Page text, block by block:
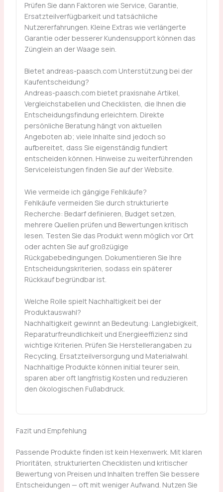
Prüfen Sie dann Faktoren wie Service, Garantie,
Ersatzteilverfügbarkeit und tatsächliche
Nutzererfahrungen. Kleine Extras wie verlängerte
Garantie oder besserer Kundensupport können das
Zünglein an der Waage sein.
Bietet andreas-paasch.com Unterstützung bei der
Kaufentscheidung?
Andreas-paasch.com bietet praxisnahe Artikel,
Vergleichstabellen und Checklisten, die Ihnen die
Entscheidungsfindung erleichtern. Direkte
persönliche Beratung hängt von aktuellen
Angeboten ab; viele Inhalte sind jedoch so
aufbereitet, dass Sie eigenständig fundiert
entscheiden können. Hinweise zu weiterführenden
Serviceleistungen finden Sie auf der Website.
Wie vermeide ich gängige Fehlkäufe?
Fehlkäufe vermeiden Sie durch strukturierte
Recherche: Bedarf definieren, Budget setzen,
mehrere Quellen prüfen und Bewertungen kritisch
lesen. Testen Sie das Produkt wenn möglich vor Ort
oder achten Sie auf großzügige
Rückgabebedingungen. Dokumentieren Sie Ihre
Entscheidungskriterien, sodass ein späterer
Rückkauf begründbar ist.
Welche Rolle spielt Nachhaltigkeit bei der
Produktauswahl?
Nachhaltigkeit gewinnt an Bedeutung: Langlebigkeit,
Reparaturfreundlichkeit und Energieeffizienz sind
wichtige Kriterien. Prüfen Sie Herstellerangaben zu
Recycling, Ersatzteilversorgung und Materialwahl.
Nachhaltige Produkte können initial teurer sein,
sparen aber oft langfristig Kosten und reduzieren
den ökologischen Fußabdruck.
Fazit und Empfehlung
Passende Produkte finden ist kein Hexenwerk. Mit klaren
Prioritäten, strukturierten Checklisten und kritischer
Bewertung von Preisen und Inhalten treffen Sie bessere
Entscheidungen — oft mit weniger Aufwand. Nutzen Sie